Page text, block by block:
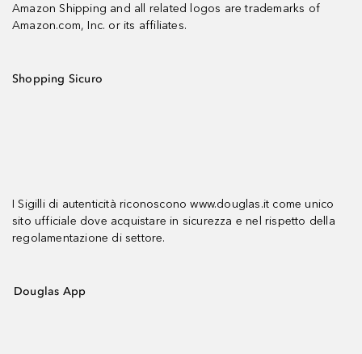
Amazon Shipping and all related logos are trademarks of
Amazon.com, Inc. or its affiliates.
Shopping Sicuro
I Sigilli di autenticità riconoscono www.douglas.it come unico
sito ufficiale dove acquistare in sicurezza e nel rispetto della
regolamentazione di settore.
Douglas App